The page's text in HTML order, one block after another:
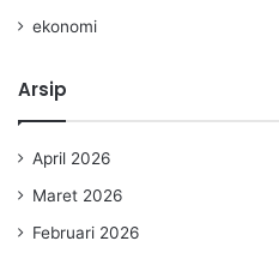
ekonomi
Arsip
April 2026
Maret 2026
Februari 2026